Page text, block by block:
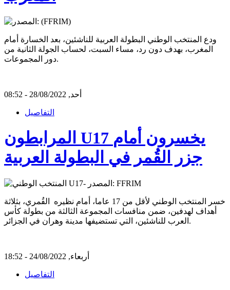
ودع المنتخب الوطني البطولة العربية للناشئين، بعد الخسارة أمام
المغرب، بهدف دون رد، مساء السبت، لحساب الجولة الثانية من
دور المجموعات.
أحد, 28/08/2022 - 08:52
التفاصيل
المرابطون U17 يخسرون أمام
جزر القُمر في البطولة العربية
خسر المنتخب الوطني لأقل من 17 عاما، أمام نظيره القُمري، بثلاثة
أهداف لهدفين، ضمن منافسات المجموعة الثالثة من بطولة كأس
العرب للناشئين، التي تستضيفها مدينة وهران في الجزائر.
أربعاء, 24/08/2022 - 18:52
التفاصيل